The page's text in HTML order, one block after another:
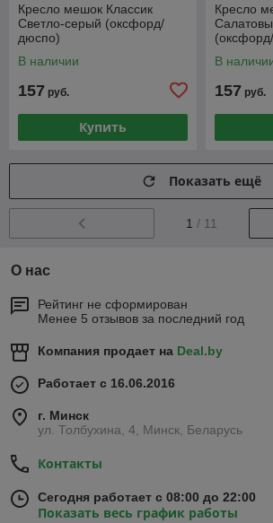
Кресло мешок Классик
Светло-серый (оксфорд/
дюспо)
В наличии
157 руб.
Купить
Кресло
В
157 руб.
Показать ещё
1 / 11
О нас
Рейтинг не сформирован
Менее 5 отзывов за последний год
Компания продает на Deal.by
Работает с 16.06.2016
г. Минск
ул. Толбухина, 4, Минск, Беларусь
Контакты
Сегодня работает с 08:00 до 22:00
Показать весь график работы